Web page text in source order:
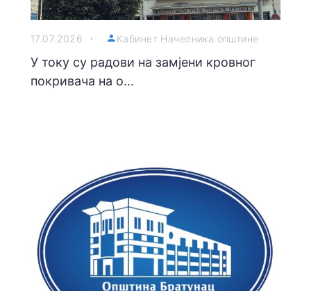
17.07.2026 Кабинет Начелника општине
У току су радови на замјени кровног
покривача на о...